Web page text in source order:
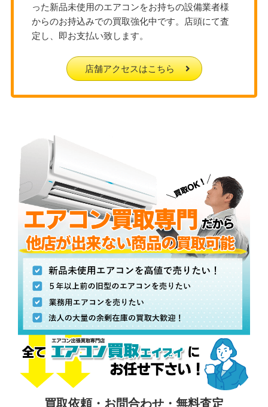
った新品未使用のエアコンをお持ちの設備業者様
からのお持込みでの買取強化中です。店頭にて査
定し、即お支払い致します。
店舗アクセスはこちら
買取依頼・お問合わせ・無料査定